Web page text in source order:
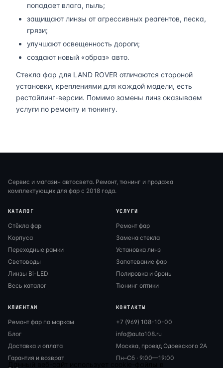
попадает влага, пыль;
защищают линзы от агрессивных реагентов, песка,
грязи;
улучшают освещенность дороги;
создают новый «образ» авто.
Стекла фар для LAND ROVER отличаются стороной
установки, креплениями для каждой модели, есть
рестайлинг-версии. Помимо замены линз оказываем
услуги по ремонту и тюнингу.
Сервис и магазин автосвета. Ремонт, тюнинг и продажа
комплектующих для фар с 2018 года.
КАТАЛОГ
Стёкла фар
Корпуса
Переходные рамки
Световоды
Линзы Bi-LED
Весь каталог
УСЛУГИ
Ремонт фар
Замена стекла
Установка линз
Запотевание фар
Полировка и бронь
Тюнинг оптики
КЛИЕНТАМ
Ремонт фар по маркам
Блог
Доставка и оплата
Гарантия и возврат
КОНТАКТЫ
+7 (969) 108-10-00
info@auto108.ru
Москва, проезд Одоевского 2А
Пн–Сб · 9:00—19:00
Данный веб-сайт использует cookie-файлы в